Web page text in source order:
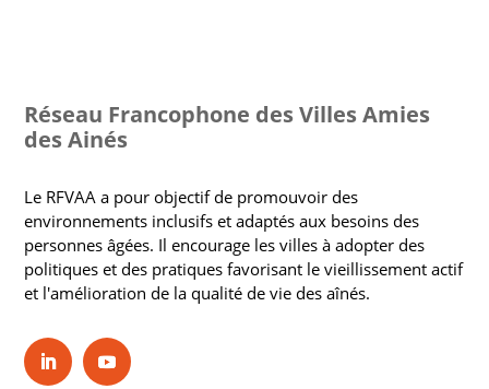
Réseau Francophone des Villes Amies
des Ainés
Le RFVAA a pour objectif de promouvoir des
environnements inclusifs et adaptés aux besoins des
personnes âgées. Il encourage les villes à adopter des
politiques et des pratiques favorisant le vieillissement actif
et l'amélioration de la qualité de vie des aînés.